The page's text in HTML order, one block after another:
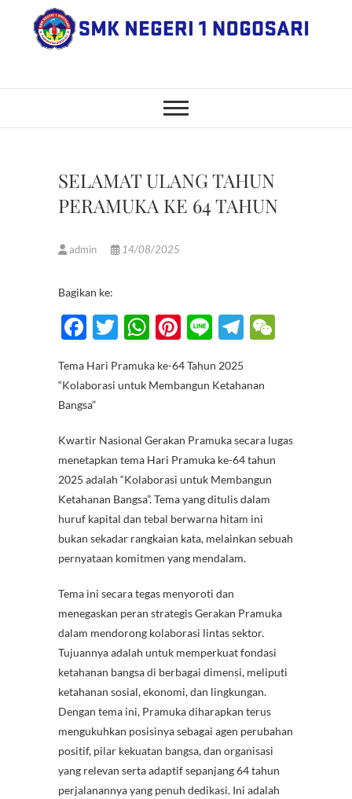
SMK Negeri 1
Nogosari
BOYOLALI
SELAMAT ULANG TAHUN
PERAMUKA KE 64 TAHUN
admin 14/08/2025
Bagikan ke:
F
e
b
o
k
T
itt
W
at
p
p
Pi
er
Li
e
T
e
m
Tema Hari Pramuka ke-64 Tahun 2025
“Kolaborasi untuk Membangun Ketahanan
Bangsa”
Kwartir Nasional Gerakan Pramuka secara lugas
menetapkan tema Hari Pramuka ke-64 tahun
2025 adalah “Kolaborasi untuk Membangun
Ketahanan Bangsa”. Tema yang ditulis dalam
huruf kapital dan tebal berwarna hitam ini
bukan sekadar rangkaian kata, melainkan sebuah
pernyataan komitmen yang mendalam.
Tema ini secara tegas menyoroti dan
menegaskan peran strategis Gerakan Pramuka
dalam mendorong kolaborasi lintas sektor.
Tujuannya adalah untuk memperkuat fondasi
ketahanan bangsa di berbagai dimensi, meliputi
ketahanan sosial, ekonomi, dan lingkungan.
Dengan tema ini, Pramuka diharapkan terus
mengukuhkan posisinya sebagai agen perubahan
positif, pilar kekuatan bangsa, dan organisasi
yang relevan serta adaptif sepanjang 64 tahun
perjalanannya yang penuh dedikasi. Ini adalah